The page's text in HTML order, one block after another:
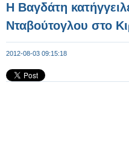
Η Βαγδάτη
Νταβούτογλου στο
2012-08-03 09:15:18